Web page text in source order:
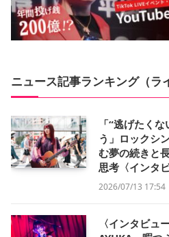
ニュース記事ランキング（ラ
「“逃げたく
う」ロックシ
む夢の続きと
思考〈インタ
2026/07/13 17:54
〈インタビュ